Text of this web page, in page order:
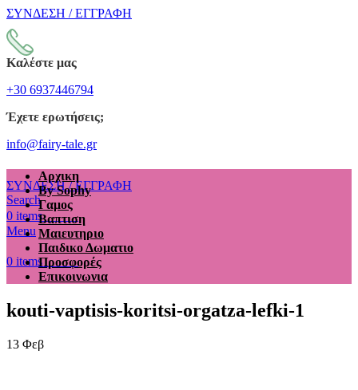
ΣΥΝΔΕΣΗ / ΕΓΓΡΑΦΗ
Καλέστε μας
+30 6937446794
Έχετε ερωτήσεις;
info@fairy-tale.gr
ΣΥΝΔΕΣΗ / ΕΓΓΡΑΦΗ
Search
0 items €0.00
Menu
0 items €0.00
Αρχικη
By Sophy
Γαμος
Βαπτιση
Μαιευτηριο
Παιδικο Δωματιο
Προσφορές
Επικοινωνια
kouti-vaptisis-koritsi-orgatza-lefki-1
13 Φεβ